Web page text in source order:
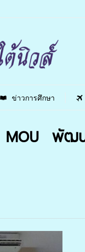
ข่าวการศึกษา
พัฒนา